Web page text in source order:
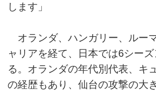
します」
オランダ、ハンガリー、ルー
ャリアを経て、日本では6シーズ
る。オランダの年代別代表、キ
の経歴もあり、仙台の攻撃の大